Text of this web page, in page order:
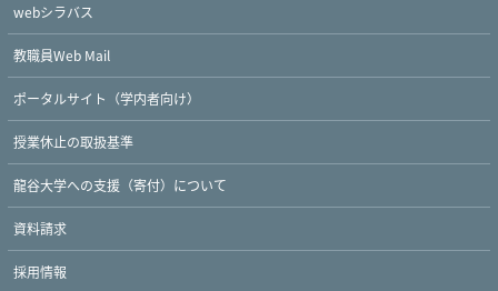
webシラバス
教職員Web Mail
ポータルサイト（学内者向け）
授業休止の取扱基準
龍谷大学への支援（寄付）について
資料請求
採用情報